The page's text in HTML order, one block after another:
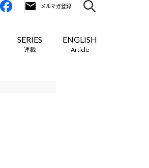
SERIES
連載
ENGLISH
Article